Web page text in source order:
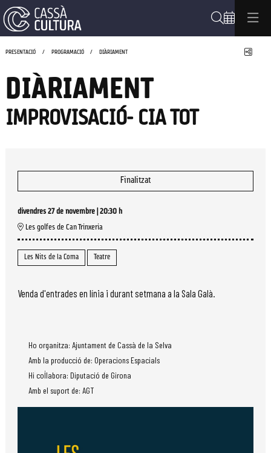
PRESENTACIÓ PROGRAMACIÓ DIÀRIAMENT
DIÀRIAMENT
IMPROVISACIÓ- CIA TOT
Finalitzat
divendres 27 de novembre
20:30 h
Les golfes de Can Trinxeria
Les Nits de la Coma Teatre
Venda d'entrades en línia i durant setmana a la Sala Galà.
Ho organitza: Ajuntament de Cassà de la Selva
Amb la producció de: Operacions Espacials
Hi col·labora: Diputació de Girona
Amb el suport de: AGT